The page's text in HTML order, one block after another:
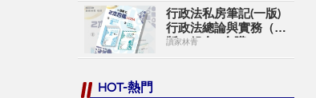
行政法私房筆記(一版)
行政法總論與實務（二
版）組合C合購
讀家林青
HOT-熱門